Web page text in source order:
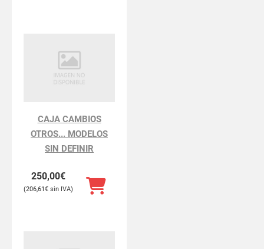
CAJA CAMBIOS
OTROS... MODELOS
SIN DEFINIR
250,00€
206,61€